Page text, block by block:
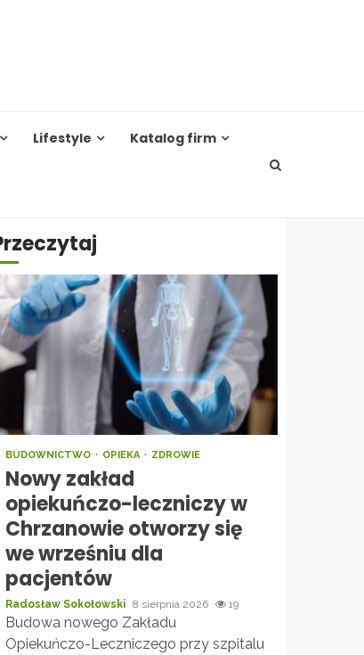
Lifestyle Katalog firm
BUDOWNICTWO OPIEKA ZDROWIE
Nowy zakład
opiekuńczo-leczniczy w
Chrzanowie otworzy się
we wrześniu dla
pacjentów
Radosław Sokołowski 8 sierpnia 2026 19
Budowa nowego Zakładu
Opiekuńczo-Leczniczego przy szpitalu